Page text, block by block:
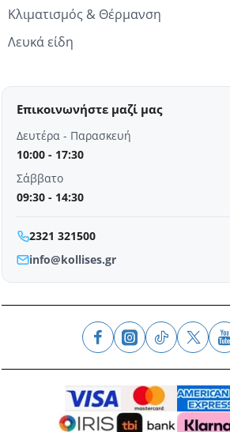
Κλιματισμός & Θέρμανση
Λευκά είδη
Επικοινωνήστε μαζί μας
Δευτέρα - Παρασκευή
10:00 - 17:30
Σάββατο
09:30 - 14:30
2321 321500
info@kollises.gr